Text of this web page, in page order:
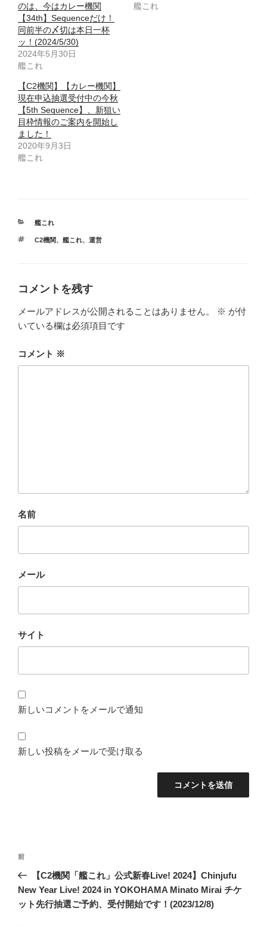
のは、今はカレー機関
【34th】Sequenceだけ！
同前半の〆切は本日一杯
ッ！(2024/5/30)
2024年5月30日
艦これ
艦これ
【C2機関】【カレー機関】
現在申込抽選受付中の今秋
【5th Sequence】、新狙い
目枠情報のご案内を開始し
ました！
2020年9月3日
艦これ
カ
ゴ
艦これ
タ
C2機関、 艦これ、 運営
コメントを残す
メールアドレスが公開されることはありません。 ※ が付
いている欄は必須項目です
コメント ※
名前
メール
サイト
新しいコメントをメールで通知
新しい投稿をメールで受け取る
投
ナ
ビ
前
の
投
稿
前
【C2機関「艦これ」公式新春Live! 2024】Chinjufu
New Year Live! 2024 in YOKOHAMA Minato Mirai チケ
ット先行抽選ご予約、受付開始です！(2023/12/8)